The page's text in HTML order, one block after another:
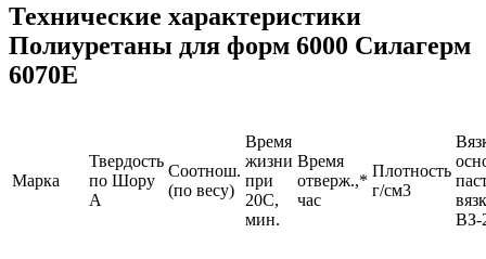
Технические характеристики
Полиуретаны для форм 6000 Силагерм
6070Е
Марка
Твердость
по Шору
A
Соотнош.
(по весу)
Время
жизни
при
20С,
мин.
Время
отверж.,*
час
Плотность
г/см3
ВЗ-